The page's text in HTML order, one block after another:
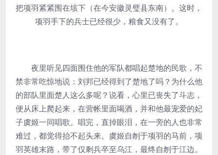
把项羽紧紧围在垓下（在今安徽灵璧县东南）。这时，
项羽手下的兵士已经很少，粮食又没有了。
夜里听见四面围住他的军队都唱起楚地的民歌，不
禁非常吃惊地说：刘邦已经得到了楚地了吗？为什么他
的部队里面楚人这么多呢？说看，心里已丧失了斗志，
便从床上爬起来，在营帐里面喝酒，并和他最宠爱的妃
子虞姬一同唱歌。唱完，直掉眼泪，在一旁的人也非常
难过，都觉得抬不起头来。虞姬自刎于项羽的马前，项
羽英雄末路，带了仅剩兵卒至乌江，最终自刎于江边。